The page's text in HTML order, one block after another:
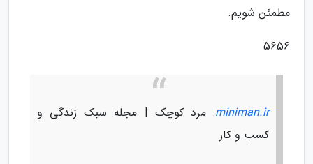
مطمئن شویم.
5656
miniman.ir: مرد کوچک | مجله سبک زندگی و
کسب و کار